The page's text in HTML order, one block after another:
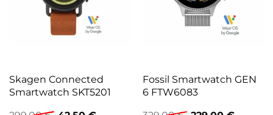
Skagen Connected
Smartwatch SKT5201
Fossil Smartwatch GEN
6 FTW6083